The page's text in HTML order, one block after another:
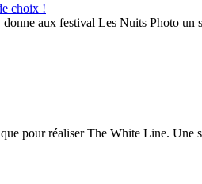
choix !
aux festival Les Nuits Photo
pour réaliser The White Line. Une